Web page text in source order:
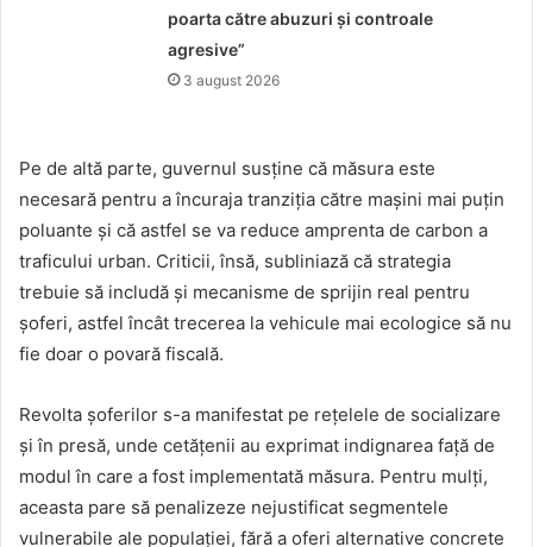
poarta către abuzuri și controale
agresive”
3 august 2026
Pe de altă parte, guvernul susține că măsura este
necesară pentru a încuraja tranziția către mașini mai puțin
poluante și că astfel se va reduce amprenta de carbon a
traficului urban. Criticii, însă, subliniază că strategia
trebuie să includă și mecanisme de sprijin real pentru
șoferi, astfel încât trecerea la vehicule mai ecologice să nu
fie doar o povară fiscală.
Revolta șoferilor s-a manifestat pe rețelele de socializare
și în presă, unde cetățenii au exprimat indignarea față de
modul în care a fost implementată măsura. Pentru mulți,
aceasta pare să penalizeze nejustificat segmentele
vulnerabile ale populației, fără a oferi alternative concrete